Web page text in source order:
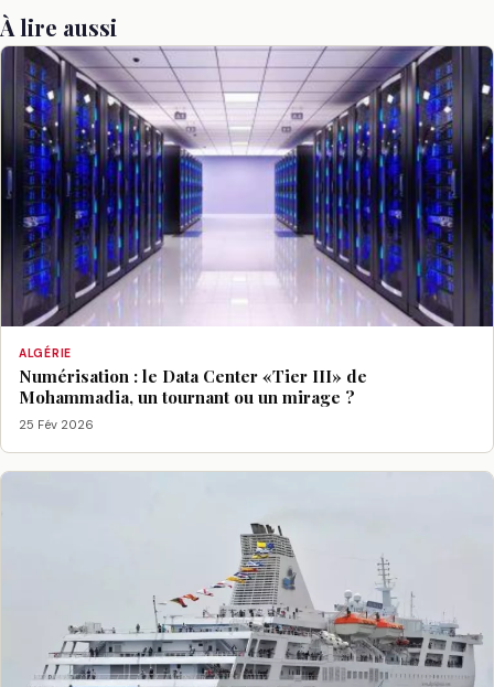
À lire aussi
ALGÉRIE
Numérisation : le Data Center «Tier III» de
Mohammadia, un tournant ou un mirage ?
25 Fév 2026